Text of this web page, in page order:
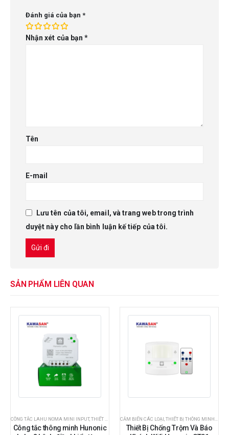
Đánh giá của bạn *
Nhận xét của bạn*
Tên
E-mail
Lưu tên của tôi, email, và trang web trong trình
duyệt này cho lần bình luận kế tiếp của tôi.
SẢN PHẨM LIÊN QUAN
,THIẾT BỊ THÔNG MINH HUNONIC
CÔNG TẮC LAHU NOMA MINI INPUT,THIẾT BỊ THÔNG MINH HUNONIC
Công tắc thông minh Hunonic
CẢM BIẾN CÁC LOẠI ,THIẾT BỊ THÔNG MINH HUNONIC
Thiết Bị Chống Trộm Và Báo